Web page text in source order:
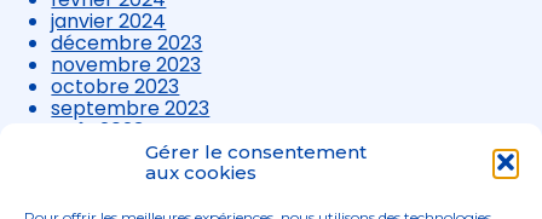
Gérer le consentement
aux cookies
janvier 2024
décembre 2023
novembre 2023
octobre 2023
septembre 2023
août 2023
juillet 2023